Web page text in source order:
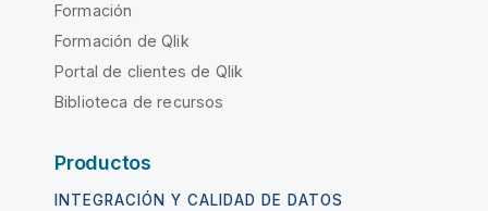
Formación
Formación de Qlik
Portal de clientes de Qlik
Biblioteca de recursos
Productos
INTEGRACIÓN Y CALIDAD DE DATOS